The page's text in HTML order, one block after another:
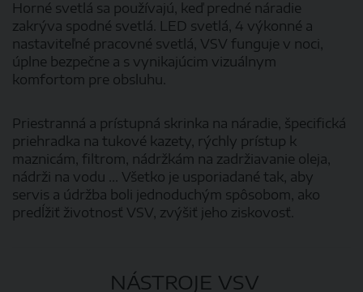
Horné svetlá sa používajú, keď predné náradie
zakrýva spodné svetlá. LED svetlá, 4 výkonné a
nastaviteľné pracovné svetlá, VSV funguje v noci,
úplne bezpečne a s vynikajúcim vizuálnym
komfortom pre obsluhu.
Priestranná a prístupná skrinka na náradie, špecifická
priehradka na tukové kazety, rýchly prístup k
maznicám, filtrom, nádržkám na zadržiavanie oleja,
nádrži na vodu ... Všetko je usporiadané tak, aby
servis a údržba boli jednoduchým spôsobom, ako
predĺžiť životnosť VSV, zvýšiť jeho ziskovosť.
NÁSTROJE VSV